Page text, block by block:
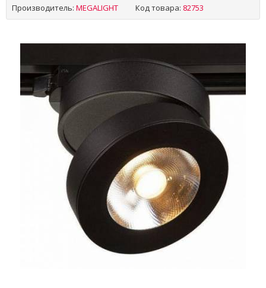
Производитель: MEGALIGHT Код товара: 82753